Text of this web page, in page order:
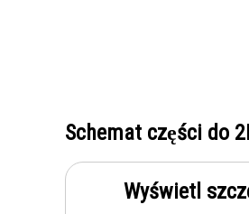
Schemat części do
Wyświetl